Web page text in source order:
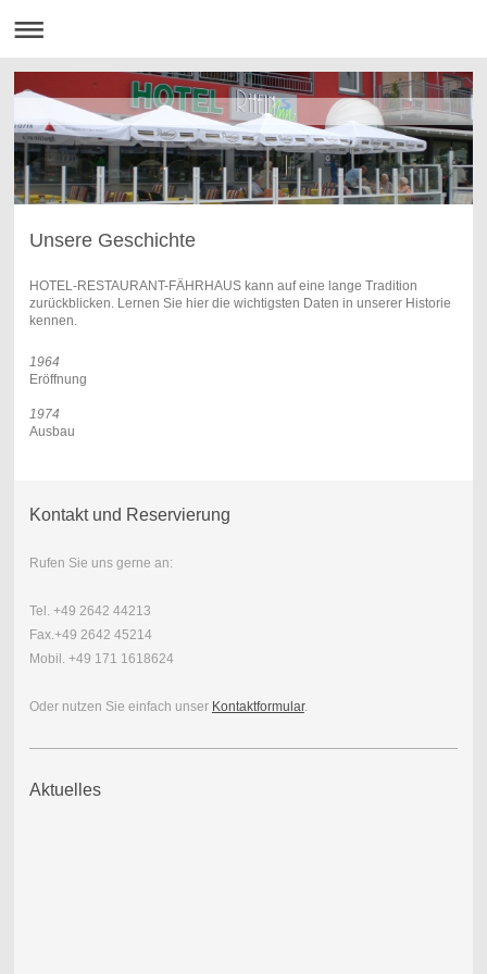
Unsere Geschichte
HOTEL-RESTAURANT-FÄHRHAUS kann auf eine lange Tradition
zurückblicken. Lernen Sie hier die wichtigsten Daten in unserer Historie
kennen.
1964
Eröffnung
1974
Ausbau
Kontakt und Reservierung
Rufen Sie uns gerne an:
Tel. +49 2642 44213
Fax.+49 2642 45214
Mobil. +49 171 1618624
Oder nutzen Sie einfach unser Kontaktformular.
Aktuelles